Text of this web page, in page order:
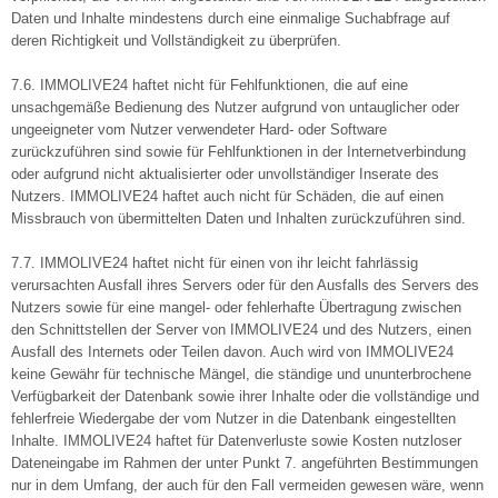
Daten und Inhalte mindestens durch eine einmalige Suchabfrage auf
deren Richtigkeit und Vollständigkeit zu überprüfen.
7.6. IMMOLIVE24 haftet nicht für Fehlfunktionen, die auf eine
unsachgemäße Bedienung des Nutzer aufgrund von untauglicher oder
ungeeigneter vom Nutzer verwendeter Hard- oder Software
zurückzuführen sind sowie für Fehlfunktionen in der Internetverbindung
oder aufgrund nicht aktualisierter oder unvollständiger Inserate des
Nutzers. IMMOLIVE24 haftet auch nicht für Schäden, die auf einen
Missbrauch von übermittelten Daten und Inhalten zurückzuführen sind.
7.7. IMMOLIVE24 haftet nicht für einen von ihr leicht fahrlässig
verursachten Ausfall ihres Servers oder für den Ausfalls des Servers des
Nutzers sowie für eine mangel- oder fehlerhafte Übertragung zwischen
den Schnittstellen der Server von IMMOLIVE24 und des Nutzers, einen
Ausfall des Internets oder Teilen davon. Auch wird von IMMOLIVE24
keine Gewähr für technische Mängel, die ständige und ununterbrochene
Verfügbarkeit der Datenbank sowie ihrer Inhalte oder die vollständige und
fehlerfreie Wiedergabe der vom Nutzer in die Datenbank eingestellten
Inhalte. IMMOLIVE24 haftet für Datenverluste sowie Kosten nutzloser
Dateneingabe im Rahmen der unter Punkt 7. angeführten Bestimmungen
nur in dem Umfang, der auch für den Fall vermeiden gewesen wäre, wenn